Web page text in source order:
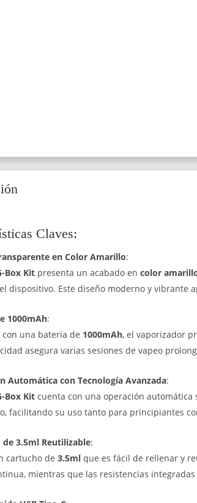
Claves:
en Color Amarillo:
Box Kit presenta un acabado en color
dispositivo. Este diseño moderno y vibrante
1000mAh:
con una batería de 1000mAh, el vaporizador
asegura varias sesiones de vapeo
Automática con Tecnología Avanzada:
Box Kit cuenta con una operación
facilitando su uso tanto para principiantes
de 3.5ml Reutilizable:
cartucho de 3.5ml que es fácil de rellenar y
mientras que las resistencias